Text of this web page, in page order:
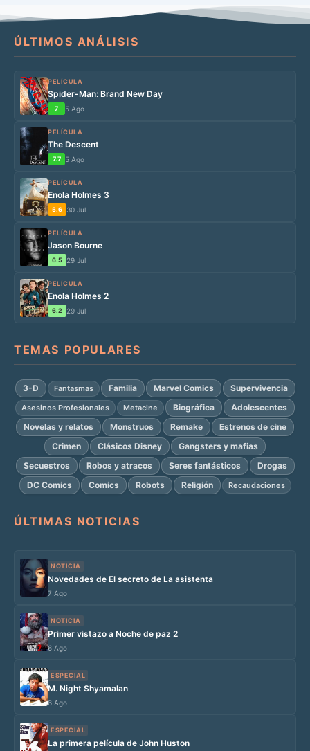
ÚLTIMOS ANÁLISIS
PELÍCULA
Spider-Man: Brand New Day
7 5 Ago
PELÍCULA
The Descent
7.7 5 Ago
PELÍCULA
Enola Holmes 3
5.6 30 Jul
PELÍCULA
Jason Bourne
6.5 29 Jul
PELÍCULA
Enola Holmes 2
6.2 29 Jul
TEMAS POPULARES
3-D Fantasmas Familia Marvel Comics Supervivencia
Asesinos Profesionales Metacine Biográfica
Adolescentes
Novelas y relatos
Monstruos Remake
Estrenos de cine
Crimen
Clásicos Disney
Gangsters y mafias
Secuestros
Robos y atracos Seres fantásticos
Drogas
DC Comics
Comics Robots Religión Recaudaciones
ÚLTIMAS NOTICIAS
NOTICIA
Novedades de El secreto de La asistenta
7 Ago
NOTICIA
Primer vistazo a Noche de paz 2
6 Ago
ESPECIAL
M. Night Shyamalan
6 Ago
ESPECIAL
La primera película de John Huston